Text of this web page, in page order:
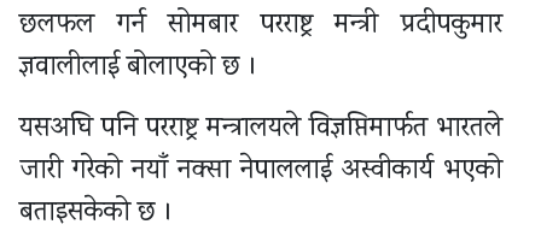
छलफल गर्न सोमबार परराष्ट्र मन्त्री प्रदीपकुमार
ज्ञवालीलाई बोलाएको छ ।
यसअघि पनि परराष्ट्र मन्त्रालयले विज्ञप्तिमार्फत भारतले
जारी गरेको नयाँ नक्सा नेपाललाई अस्वीकार्य भएको
बताइसकेको छ ।